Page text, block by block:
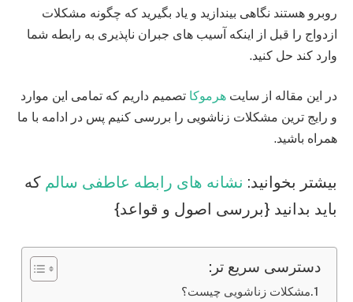
روبرو هستند نگاهی بیندازید و یاد بگیرید که چگونه مشکلات
ازدواج را قبل از اینکه آسیب های جبران ناپذیری به رابطه شما
وارد کند حل کنید.
در این مقاله از سایت هرموکا تصمیم داریم که تمامی این موارد
و رایج ترین مشکلات زناشویی را بررسی کنیم پس در ادامه با ما
همراه باشید.
بیشتر بخوانید: نشانه های رابطه عاطفی سالم که
باید بدانید {بررسی اصول و قواعد}
دسترسی سریع تر:
مشکلات زناشویی چیست؟